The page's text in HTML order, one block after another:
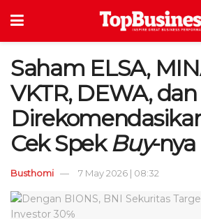
Saham ELSA,
VKTR, DEWA,
Cek SpekBuy-nya
Busthomi 7 May 2026 | 08:32